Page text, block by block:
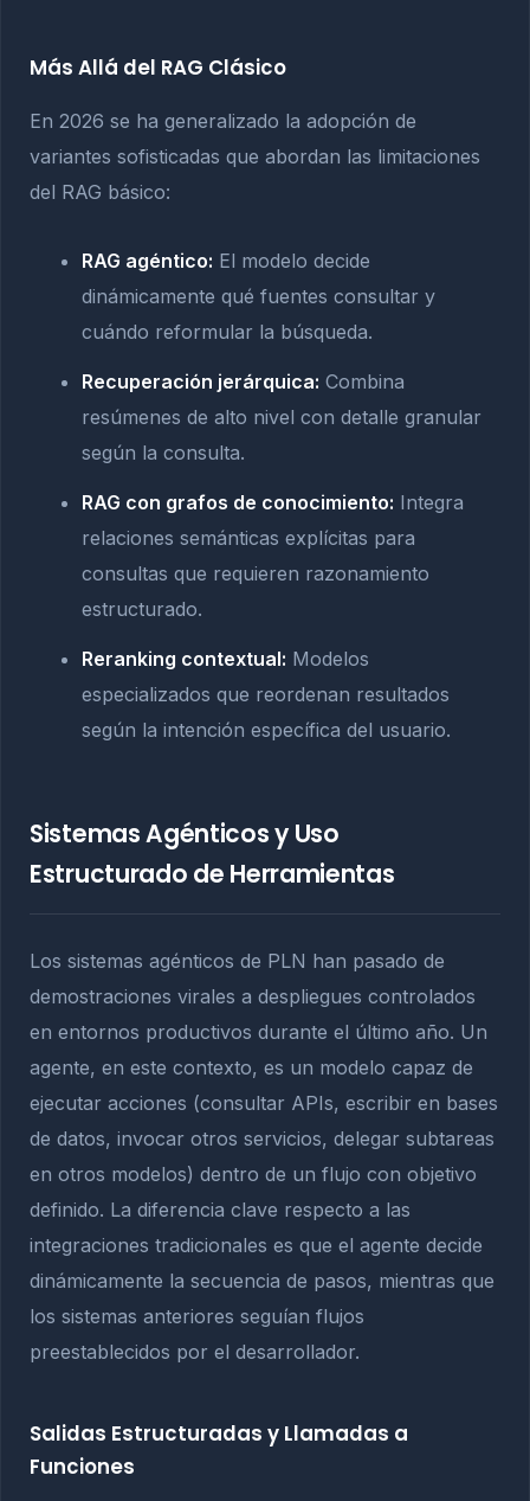
Más Allá del RAG Clásico
En 2026 se ha generalizado la adopción de
variantes sofisticadas que abordan las limitaciones
del RAG básico:
RAG agéntico: El modelo decide
dinámicamente qué fuentes consultar y
cuándo reformular la búsqueda.
Recuperación jerárquica: Combina
resúmenes de alto nivel con detalle granular
según la consulta.
RAG con grafos de conocimiento: Integra
relaciones semánticas explícitas para
consultas que requieren razonamiento
estructurado.
Reranking contextual: Modelos
especializados que reordenan resultados
según la intención específica del usuario.
Sistemas Agénticos y Uso
Estructurado de Herramientas
Los sistemas agénticos de PLN han pasado de
demostraciones virales a despliegues controlados
en entornos productivos durante el último año. Un
agente, en este contexto, es un modelo capaz de
ejecutar acciones (consultar APIs, escribir en bases
de datos, invocar otros servicios, delegar subtareas
en otros modelos) dentro de un flujo con objetivo
definido. La diferencia clave respecto a las
integraciones tradicionales es que el agente decide
dinámicamente la secuencia de pasos, mientras que
los sistemas anteriores seguían flujos
preestablecidos por el desarrollador.
Salidas Estructuradas y Llamadas a
Funciones